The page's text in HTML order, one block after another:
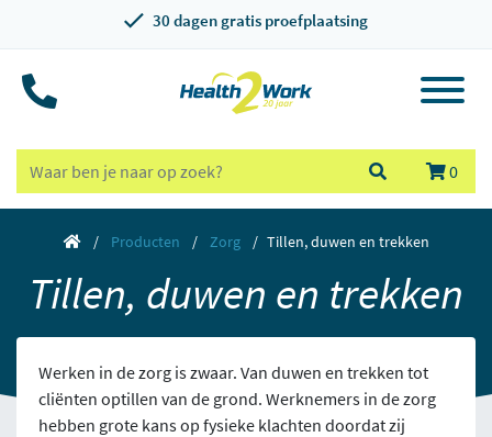
30 dagen gratis proefplaatsing
0
Producten Zorg Tillen, duwen en trekken
Tillen, duwen en trekken
Werken in de zorg is zwaar. Van duwen en trekken tot
cliënten optillen van de grond. Werknemers in de zorg
hebben grote kans op fysieke klachten doordat zij